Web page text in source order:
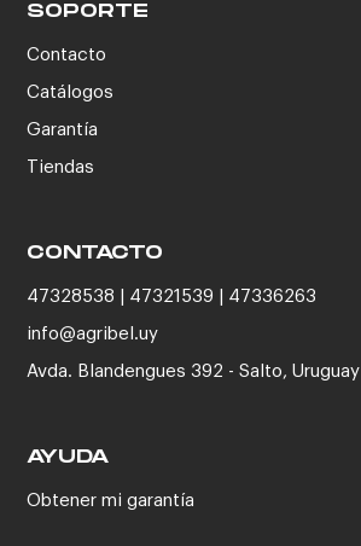
SOPORTE
Contacto
Catálogos
Garantía
Tiendas
CONTACTO
47328538 | 47321539 | 47336263
info@agribel.uy
Avda. Blandengues 392 - Salto, Uruguay
AYUDA
Obtener mi garantía